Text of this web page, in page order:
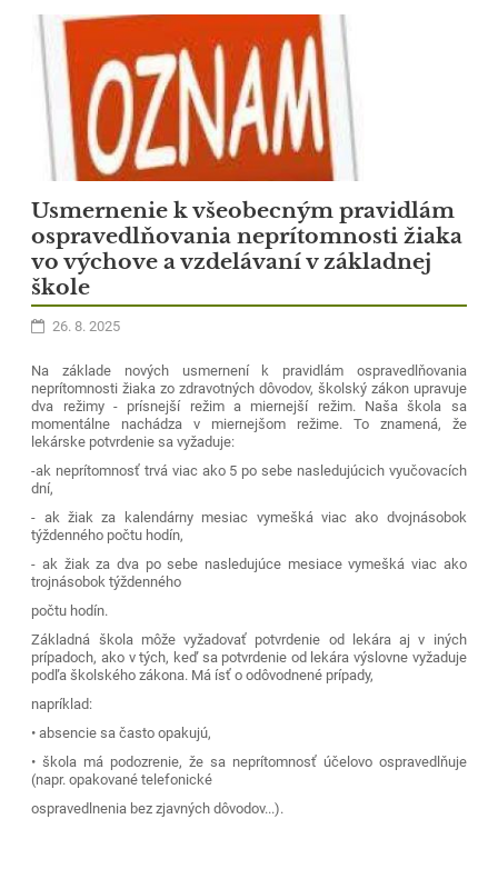
Usmernenie k všeobecným pravidlám
ospravedlňovania neprítomnosti žiaka
vo výchove a vzdelávaní v základnej
škole
26. 8. 2025
Na základe nových usmernení k pravidlám ospravedlňovania
neprítomnosti žiaka zo zdravotných dôvodov, školský zákon upravuje
dva režimy - prísnejší režim a miernejší režim. Naša škola sa
momentálne nachádza v miernejšom režime. To znamená, že
lekárske potvrdenie sa vyžaduje:
-ak neprítomnosť trvá viac ako 5 po sebe nasledujúcich vyučovacích
dní,
- ak žiak za kalendárny mesiac vymešká viac ako dvojnásobok
týždenného počtu hodín,
- ak žiak za dva po sebe nasledujúce mesiace vymešká viac ako
trojnásobok týždenného
počtu hodín.
Základná škola môže vyžadovať potvrdenie od lekára aj v iných
prípadoch, ako v tých, keď sa potvrdenie od lekára výslovne vyžaduje
podľa školského zákona. Má ísť o odôvodnené prípady,
napríklad:
• absencie sa často opakujú,
• škola má podozrenie, že sa neprítomnosť účelovo ospravedlňuje
(napr. opakované telefonické
ospravedlnenia bez zjavných dôvodov...).